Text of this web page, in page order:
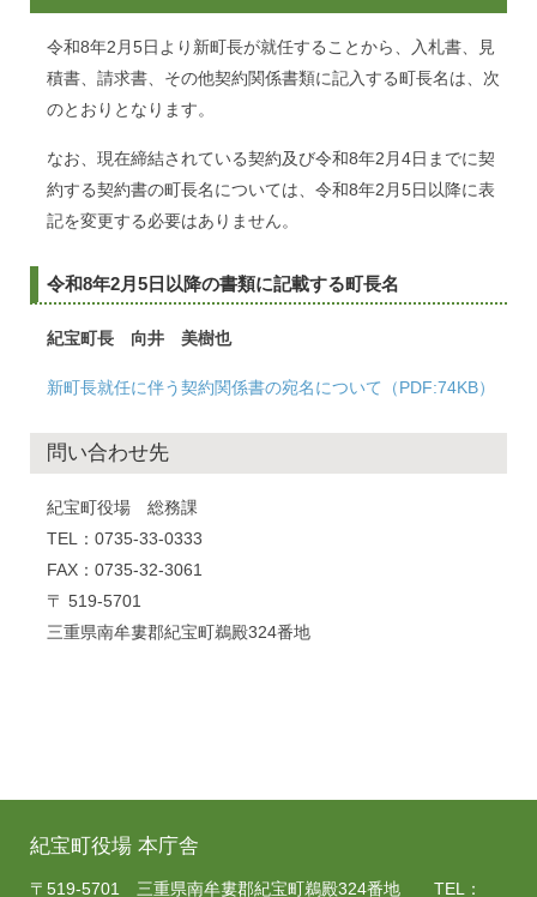
令和8年2月5日より新町長が就任することから、入札書、見
積書、請求書、その他契約関係書類に記入する町長名は、次
のとおりとなります。
なお、現在締結されている契約及び令和8年2月4日までに契
約する契約書の町長名については、令和8年2月5日以降に表
記を変更する必要はありません。
令和8年2月5日以降の書類に記載する町長名
紀宝町長 向井 美樹也
新町長就任に伴う契約関係書の宛名について（PDF:74KB）
問い合わせ先
紀宝町役場 総務課
TEL：0735-33-0333
FAX：0735-32-3061
〒 519-5701
三重県南牟婁郡紀宝町鵜殿324番地
紀宝町役場 本庁舎
〒519-5701 三重県南牟婁郡紀宝町鵜殿324番地 TEL：